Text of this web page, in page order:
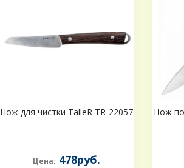
Нож для чистки TalleR TR-22057
Цена: 478руб.
Нож